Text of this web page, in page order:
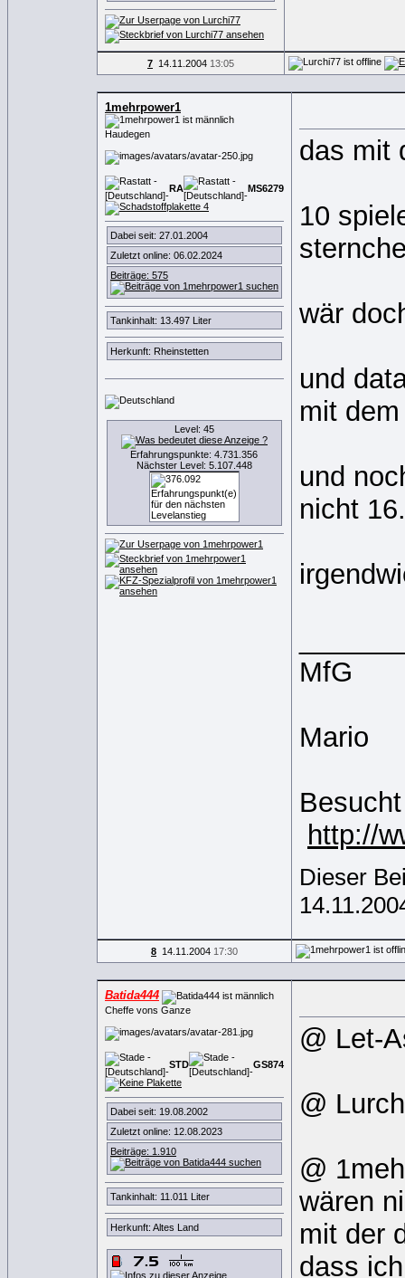
7 14.11.2004 13:05
1mehrpower1
Haudegen
RA MS6279
Dabei seit: 27.01.2004
Zuletzt online: 06.02.2024
Beiträge: 575
Tankinhalt: 13.497 Liter
Herkunft: Rheinstetten
Level: 45
Erfahrungspunkte: 4.731.356
Nächster Level: 5.107.448
das mit
10
wär
und
mit
und
nicht
MfG
Mario
http://
Dieser
8 14.11.2004 17:30
Batida444
Cheffe vons Ganze
STD GS874
Dabei seit: 19.08.2002
Zuletzt online: 12.08.2023
Beiträge: 1.910
Tankinhalt: 11.011 Liter
Herkunft: Altes Land
@ Let-
@
@
wären
mit der
dass